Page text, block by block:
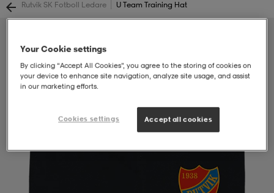
Rutvik SK Fotboll Ledare U Team Training Hat
Your Cookie settings
By clicking “Accept All Cookies”, you agree to the storing of cookies on
your device to enhance site navigation, analyze site usage, and assist
in our marketing efforts.
Cookies settings Accept all cookies